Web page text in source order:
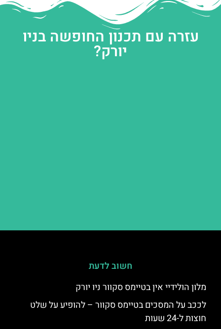
עזרה עם תכנון החופשה בניו
יורק?
חשוב לדעת
מלון הולידיי אין בטיימס סקוור ניו יורק
לככב על המסכים בטיימס סקוור – להופיע על שלט
חוצות ל-24 שעות